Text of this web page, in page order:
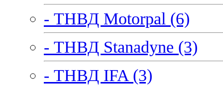
- ТНВД Motorpal (6)
- ТНВД Stanadyne (3)
- ТНВД IFA (3)